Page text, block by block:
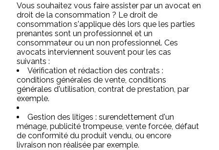
Vous souhaitez vous faire assister par un avocat en
droit de la consommation ? Le droit de
consommation s'applique dès lors que les parties
prenantes sont un professionnel et un
consommateur ou un non professionnel. Ces
avocats interviennent souvent pour les cas
suivants :
Vérification et rédaction des contrats :
conditions générales de vente, conditions
générales d'utilisation, contrat de prestation, par
exemple.
Gestion des litiges : surendettement d'un
ménage, publicité trompeuse, vente forcée, défaut
de conformité du produit vendu, ou encore
livraison non réalisée par exemple.